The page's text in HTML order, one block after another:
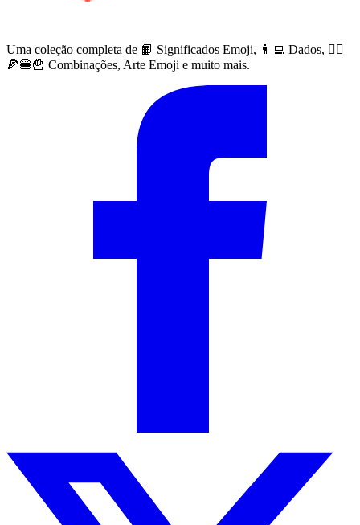
Uma coleção completa de 📙 Significados Emoji, 👨‍💻 Dados, 🙅‍♀️
🍕🍔🍟 Combinações, Arte Emoji e muito mais.